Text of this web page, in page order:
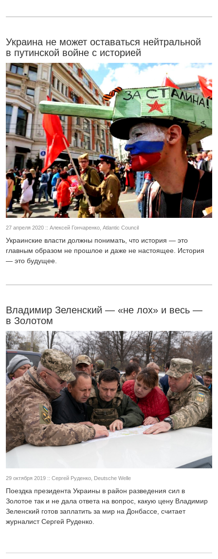
Украина не может оставаться нейтральной
в путинской войне с историей
27 апреля 2020 :: Алексей Гончаренко, Atlantic Council
Украинские власти должны понимать, что история — это
главным образом не прошлое и даже не настоящее. История
— это будущее.
Владимир Зеленский — «не лох» и весь —
в Золотом
29 октября 2019 :: Сергей Руденко, Deutsche Welle
Поездка президента Украины в район разведения сил в
Золотое так и не дала ответа на вопрос, какую цену Владимир
Зеленский готов заплатить за мир на Донбассе, считает
журналист Сергей Руденко.